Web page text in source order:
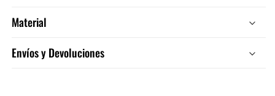
Material
Envíos y Devoluciones